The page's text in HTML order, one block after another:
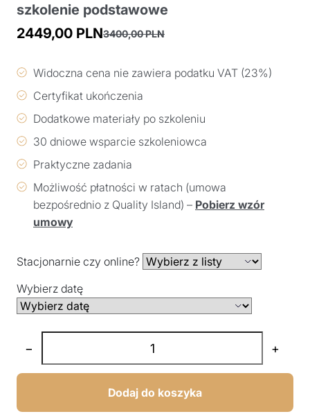
szkolenie podstawowe
3400,00PLN
cena
3400,00 PLN.
2449,00 PLN
cena
2449,00 PLN.
Widoczna cena nie zawiera podatku VAT (23%)
Certyfikat ukończenia
Dodatkowe materiały po szkoleniu
30 dniowe wsparcie szkoleniowca
Praktyczne zadania
Możliwość płatności w ratach (umowa
bezpośrednio z Quality Island) – Pobierz wzór
umowy
Stacjonarnie czy online?
Wybierz datę
− +
Dodaj do koszyka